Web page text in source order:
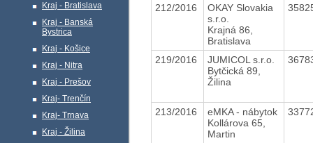
Kraj - Bratislava
Kraj - Banská
Bystrica
Kraj - Košice
Kraj - Nitra
Kraj - Prešov
Kraj- Trenčín
Kraj- Trnava
Kraj - Žilina
212/2016
OKAY Slovakia
s.r.o.
Krajná 86,
Bratislava
219/2016
JUMICOL s.r.o.
Bytčická 89,
Žilina
213/2016
eMKA - nábytok
Kollárova 65,
Martin